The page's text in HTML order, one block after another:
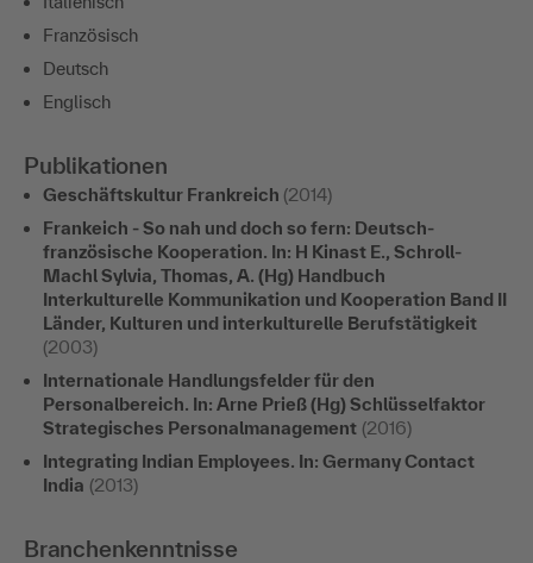
Französisch
Deutsch
Englisch
Publikationen
Geschäftskultur Frankreich (2014)
Frankeich - So nah und doch so fern: Deutsch-
französische Kooperation. In: H Kinast E., Schroll-
Machl Sylvia, Thomas, A. (Hg) Handbuch
Interkulturelle Kommunikation und Kooperation Band II
Länder, Kulturen und interkulturelle Berufstätigkeit
(2003)
Internationale Handlungsfelder für den
Personalbereich. In: Arne Prieß (Hg) Schlüsselfaktor
Strategisches Personalmanagement (2016)
Integrating Indian Employees. In: Germany Contact
India (2013)
Branchenkenntnisse